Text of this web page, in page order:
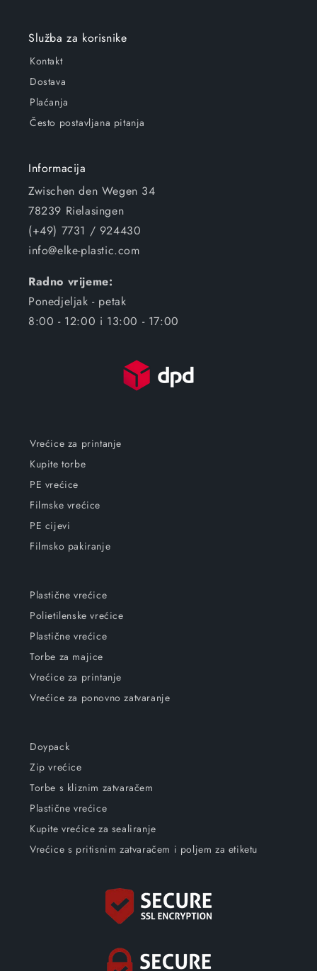
Služba za korisnike
Kontakt
Dostava
Plaćanja
Često postavljana pitanja
Informacija
Zwischen den Wegen 34
78239 Rielasingen
(+49) 7731 / 924430
info@elke-plastic.com
Radno vrijeme:
Ponedjeljak - petak
8:00 - 12:00 i 13:00 - 17:00
Vrećice za printanje
Kupite torbe
PE vrećice
Filmske vrećice
PE cijevi
Filmsko pakiranje
Plastične vrećice
Polietilenske vrećice
Plastične vrećice
Torbe za majice
Vrećice za printanje
Vrećice za ponovno zatvaranje
Doypack
Zip vrećice
Torbe s kliznim zatvaračem
Plastične vrećice
Kupite vrećice za sealiranje
Vrećice s pritisnim zatvaračem i poljem za etiketu